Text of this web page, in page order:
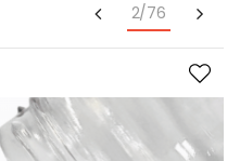
Poprzedni
2/76